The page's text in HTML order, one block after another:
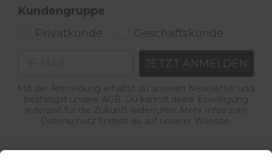
Kundengruppe
Privatkunde
Geschäftskunde
JETZT ANMELDEN
Mit der Anmeldung erhältst du unseren Newsletter und
bestätigst unsere AGB. Du kannst deine Einwilligung
jederzeit für die Zukunft widerrufen. Mehr Infos zum
Datenschutz findest du auf unserer Website.